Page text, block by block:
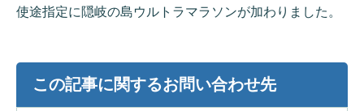
使途指定に隠岐の島ウルトラマラソンが加わりました。
この記事に関するお問い合わせ先